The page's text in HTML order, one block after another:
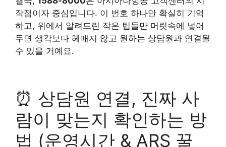
작점이자 중심입니다. 이 번호 하나만 확실히 기억
하고, 위에서 알려드린 작은 팁들만 머릿속에 넣어
두면 생각보다 헤매지 않고 원하는 상담원과 연결될
수 있을 거예요.
⏰ 상담원 연결, 진짜 사
람이 맞는지 확인하는 방
법 (운영시간 & ARS 꿀